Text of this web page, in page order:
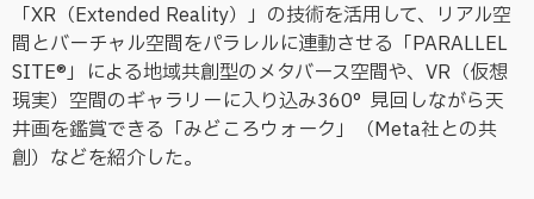
「XR（Extended Reality）」の技術を活用して、リアル空
間とバーチャル空間をパラレルに連動させる「PARALLEL
SITE®」による地域共創型のメタバース空間や、VR（仮想
現実）空間のギャラリーに入り込み360°見回しながら天
井画を鑑賞できる「みどころウォーク」（Meta社との共
創）などを紹介した。